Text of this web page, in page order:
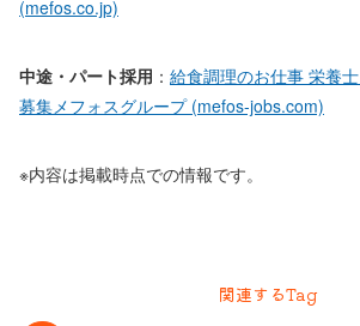
(mefos.co.jp)
中途・パート採用 ： 給食調理のお仕事 栄養
募集メフォスグループ (mefos-jobs.com)
※内容は掲載時点での情報です。
関連するTag